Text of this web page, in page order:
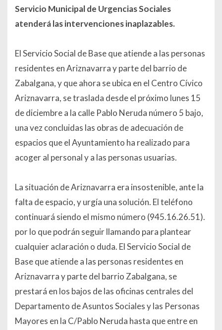
Servicio Municipal de Urgencias Sociales
atenderá las intervenciones inaplazables.
El Servicio Social de Base que atiende a las personas
residentes en Ariznavarra y parte del barrio de
Zabalgana, y que ahora se ubica en el Centro Cívico
Ariznavarra, se traslada desde el próximo lunes 15
de diciembre a la calle Pablo Neruda número 5 bajo,
una vez concluidas las obras de adecuación de
espacios que el Ayuntamiento ha realizado para
acoger al personal y a las personas usuarias.
La situación de Ariznavarra era insostenible, ante la
falta de espacio, y urgía una solución. El teléfono
continuará siendo el mismo número (945.16.26.51).
por lo que podrán seguir llamando para plantear
cualquier aclaración o duda. El Servicio Social de
Base que atiende a las personas residentes en
Ariznavarra y parte del barrio Zabalgana, se
prestará en los bajos de las oficinas centrales del
Departamento de Asuntos Sociales y las Personas
Mayores en la C/Pablo Neruda hasta que entre en